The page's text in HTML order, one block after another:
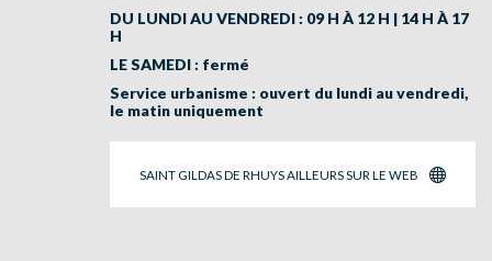
DU LUNDI AU VENDREDI : 09 H À 12 H | 14 H À 17
H
LE SAMEDI : fermé
Service urbanisme : ouvert du lundi au vendredi,
le matin uniquement
SAINT GILDAS DE RHUYS AILLEURS SUR LE WEB